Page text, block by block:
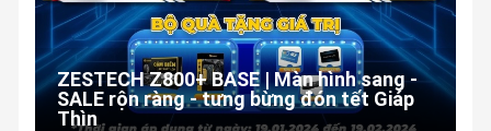
ZESTECH Z800+ BASE | Màn hình sang -
SALE rộn ràng - tưng bừng đón tết Giáp
Thìn